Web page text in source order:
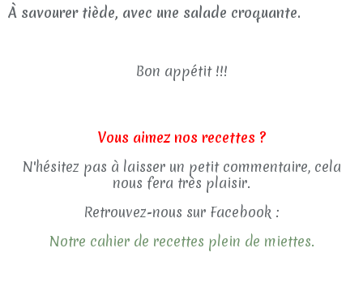
À savourer tiède, avec une salade croquante.
Bon appétit !!!
Vous aimez nos recettes ?
N'hésitez pas à laisser un petit commentaire, cela
nous fera très plaisir.
Retrouvez-nous sur Facebook :
Notre cahier de recettes plein de miettes.